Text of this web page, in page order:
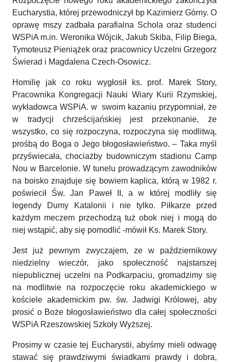
Eucharystia, której przewodniczył bp Kazimierz Górny. O
oprawę mszy zadbała parafialna Schola oraz studenci
WSPiA m.in. Weronika Wójcik, Jakub Skiba, Filip Biega,
Tymoteusz Pieniążek oraz pracownicy Uczelni Grzegorz
Świerad i Magdalena Czech-Osowicz.
Homilię jak co roku wygłosił ks. prof. Marek Story,
Pracownika Kongregacji Nauki Wiary Kurii Rzymskiej,
wykładowca WSPiA. w swoim kazaniu przypomniał, że
w tradycji chrześcijańskiej jest przekonanie, że
wszystko, co się rozpoczyna, rozpoczyna się modlitwą,
prośbą do Boga o Jego błogosławieństwo. – Taka myśl
przyświecała, chociażby budowniczym stadionu Camp
Nou w Barcelonie. W tunelu prowadzącym zawodników
na boisko znajduje się bowiem kaplica, którą w 1982 r.
poświecił Św. Jan Paweł II, a w której modliły się
legendy Dumy Katalonii i nie tylko. Piłkarze przed
każdym meczem przechodzą tuż obok niej i mogą do
niej wstąpić, aby się pomodlić -mówił Ks. Marek Story.
Jest już pewnym zwyczajem, ze w październikowy
niedzielny wieczór, jako społeczność najstarszej
niepublicznej uczelni na Podkarpaciu, gromadzimy się
na modlitwie na rozpoczęcie roku akademickiego w
kościele akademickim pw. św. Jadwigi Królowej, aby
prosić o Boże błogosławieństwo dla całej społeczności
WSPiA Rzeszowskiej Szkoły Wyższej.
Prosimy w czasie tej Eucharystii, abyśmy mieli odwagę
stawać się prawdziwymi świadkami prawdy i dobra,